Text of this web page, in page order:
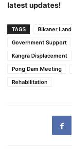
latest updates!
TAGS Bikaner
Government Support
Kangra Displacement
Pong Dam Meeting
Rehabilitation